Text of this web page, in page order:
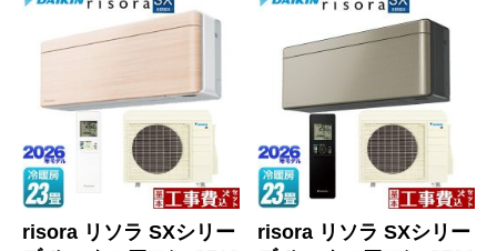
risora リソラ SXシリー
risora リソラ SXシリー